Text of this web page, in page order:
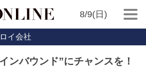
8/9(日)
イ会社
ンバウンド”にチャンスを！